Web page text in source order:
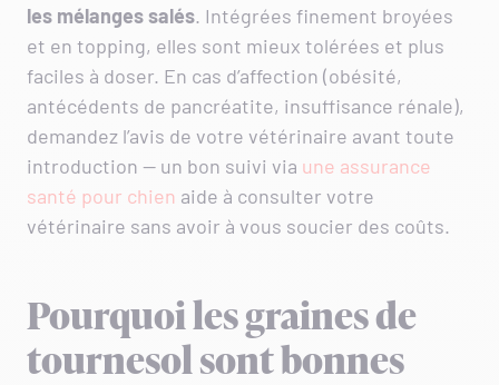
les mélanges salés. Intégrées finement broyées
et en topping, elles sont mieux tolérées et plus
faciles à doser. En cas d’affection (obésité,
antécédents de pancréatite, insuffisance rénale),
demandez l’avis de votre vétérinaire avant toute
introduction — un bon suivi via une assurance
santé pour chien aide à consulter votre
vétérinaire sans avoir à vous soucier des coûts.
Pourquoi les graines de
tournesol sont bonnes